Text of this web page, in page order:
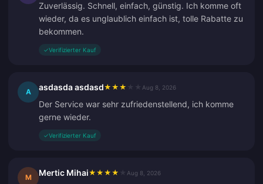
Zuverlässig. Schnell, einfach, günstig. Ich komme oft
wieder, da es unglaublich einfach ist, tolle Rabatte zu
bekommen.
✓Verifizierter Kauf
A asdasda asdasd★ ★ ★ Aug 8, 2026
Der Service war sehr zufriedenstellend, ich komme
gerne wieder.
✓Verifizierter Kauf
M Mertic Mihai★ ★ ★ ★ Aug 8, 2026